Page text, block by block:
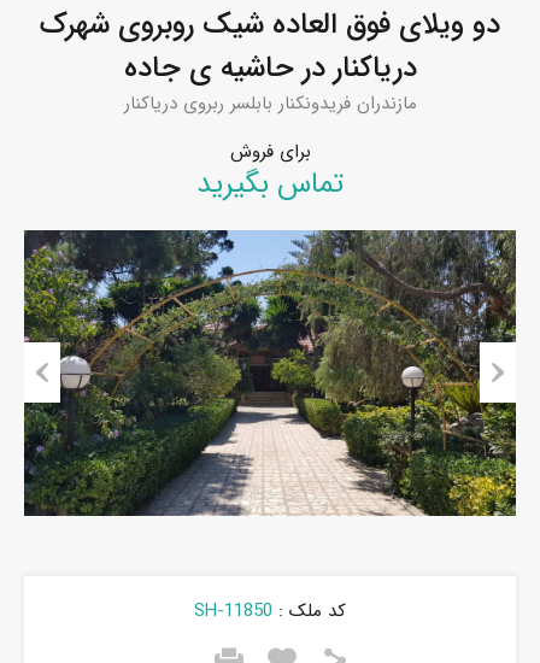
دو ویلای فوق العاده شیک روبروی شهرک
دریاکنار در حاشیه ی جاده
مازندران فریدونکنار بابلسر ربروی دریاکنار
برای فروش
تماس بگیرید
Next
کد ملک :